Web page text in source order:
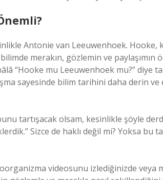
Antonie van Leeuwenhoek. Hooke,
merakın, gözlemin ve
“Hooke mu Leeuwenhoek mu?” diye
sayesinde bilim tarihini daha derin ve
tartışacak olsam, kesinlikle şöyle
Sizce de haklı değil mi? Yoksa bu
videosunu izlediğinizde veya